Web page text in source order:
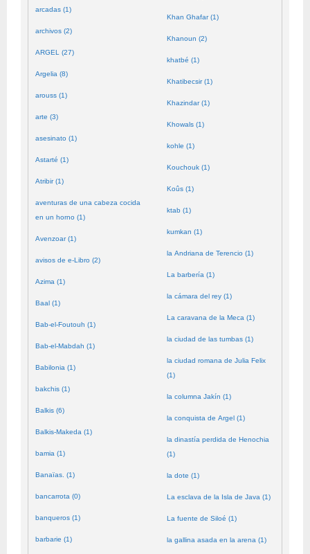
arcadas (1)
archivos (2)
ARGEL (27)
Argelia (8)
arouss (1)
arte (3)
asesinato (1)
Astarté (1)
Atribir (1)
aventuras de una cabeza cocida
en un horno (1)
Avenzoar (1)
avisos de e-Libro (2)
Azima (1)
Baal (1)
Bab-el-Foutouh (1)
Bab-el-Mabdah (1)
Babilonia (1)
bakchis (1)
Balkis (6)
Balkis-Makeda (1)
bamia (1)
Banaïas. (1)
bancarrota (0)
banqueros (1)
barbarie (1)
Khan Ghafar (1)
Khanoun (2)
khatbé (1)
Khatibecsir (1)
Khazindar (1)
Khowals (1)
kohle (1)
Kouchouk (1)
Koûs (1)
ktab (1)
kumkan (1)
la Andriana de Terencio (1)
La barbería (1)
la cámara del rey (1)
La caravana de la Meca (1)
la ciudad de las tumbas (1)
la ciudad romana de Julia Felix
(1)
la columna Jakín (1)
la conquista de Argel (1)
la dinastía perdida de Henochia
(1)
la dote (1)
La esclava de la Isla de Java (1)
La fuente de Siloé (1)
la gallina asada en la arena (1)